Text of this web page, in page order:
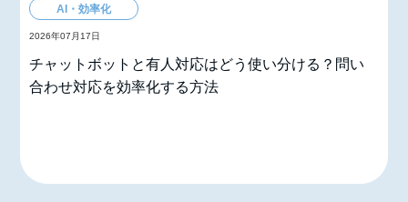
AI・効率化
2026年07月17日
チャットボットと有人対応はどう使い分ける？問い
合わせ対応を効率化する方法